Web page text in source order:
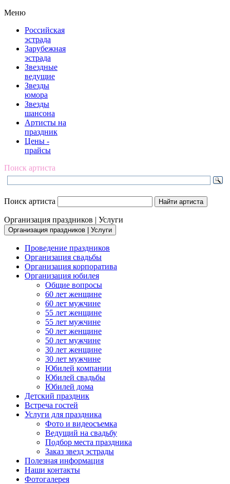
Меню
Российская
эстрада
Зарубежная
эстрада
Звездные
ведущие
Звезды
юмора
Звезды
шансона
Артисты на
праздник
Цены -
прайсы
Поиск артиста
Поиск артиста
Организация праздников | Услуги
Организация праздников | Услуги
Проведение праздников
Организация свадьбы
Организация корпоратива
Организация юбилея
Общие вопросы
60 лет женщине
60 лет мужчине
55 лет женщине
55 лет мужчине
50 лет женщине
50 лет мужчине
30 лет женщине
30 лет мужчине
Юбилей компании
Юбилей свадьбы
Юбилей дома
Детский праздник
Встреча гостей
Услуги для праздника
Фото и видеосъемка
Ведущий на свадьбу
Подбор места праздника
Заказ звезд эстрады
Полезная информация
Наши контакты
Фотогалерея